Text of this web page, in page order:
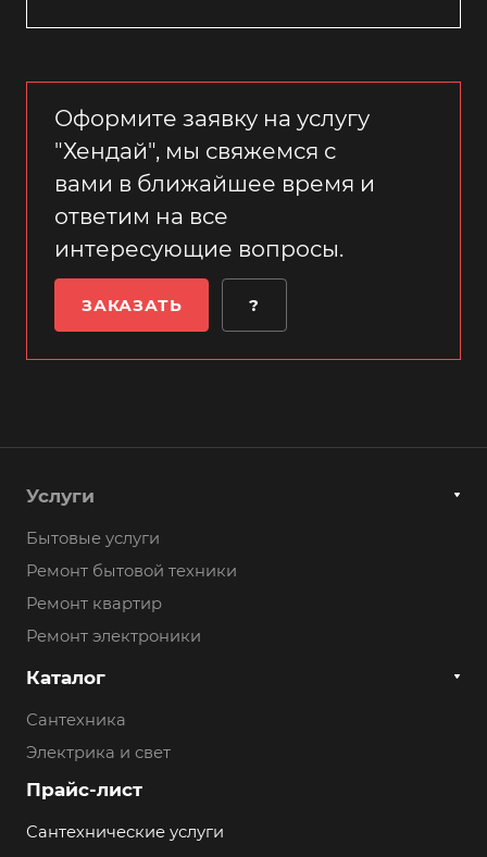
Оформите заявку на услугу
"Хендай", мы свяжемся с
вами в ближайшее время и
ответим на все
интересующие вопросы.
ЗАКАЗАТЬ ?
Услуги
Бытовые услуги
Ремонт бытовой техники
Ремонт квартир
Ремонт электроники
Каталог
Сантехника
Электрика и свет
Прайс-лист
Сантехнические услуги